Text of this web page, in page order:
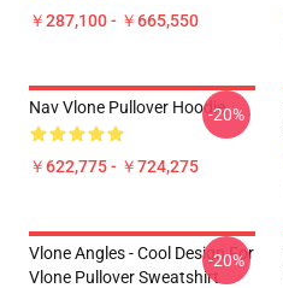
￥287,100 - ￥665,550
Nav Vlone Pullover Hoodie
￥622,775 - ￥724,275
-20%
Vlone Angles - Cool Design For
Vlone Pullover Sweatshirt
-20%